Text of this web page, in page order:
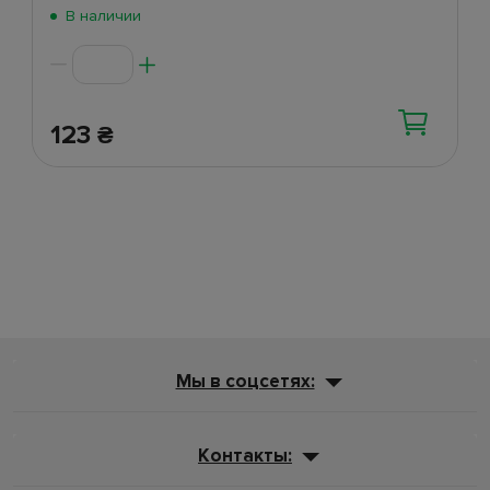
Поступление 2 июня
В наличии
123 ₴
Мы в соцсетях:
Контакты: